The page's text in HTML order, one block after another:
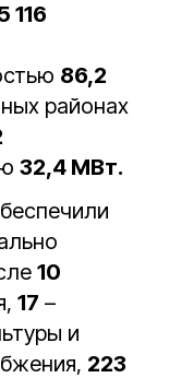
116
86,2
районах
32,4 МВт.
10
17 –
и
223